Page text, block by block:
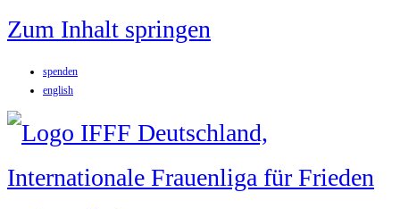
Zum Inhalt springen
spenden
english